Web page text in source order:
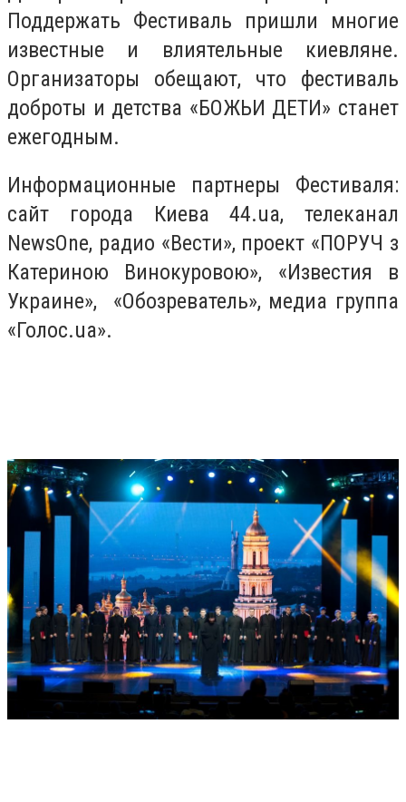
Поддержать Фестиваль пришли многие
известные и влиятельные киевляне.
Организаторы обещают, что фестиваль
доброты и детства «БОЖЬИ ДЕТИ» станет
ежегодным.
Информационные партнеры Фестиваля:
сайт города Киева 44.ua, телеканал
NewsOne, радио «Вести», проект «ПОРУЧ з
Катериною Винокуровою», «Известия в
Украине», «Обозреватель», медиа группа
«Голос.ua».